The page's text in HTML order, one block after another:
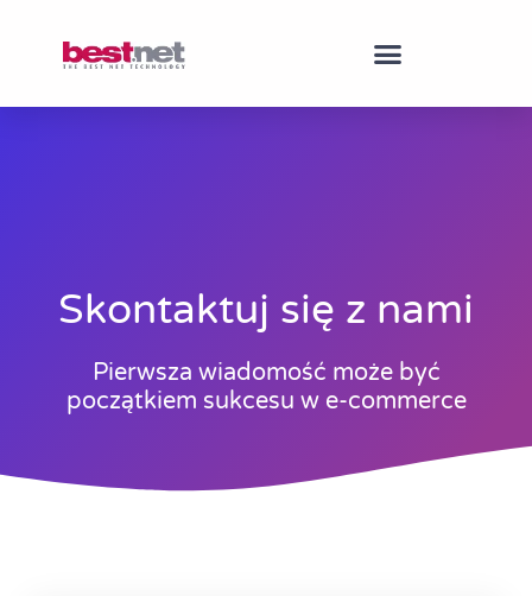
Skontaktuj się z nami
Pierwsza wiadomość może być
początkiem sukcesu w e-commerce